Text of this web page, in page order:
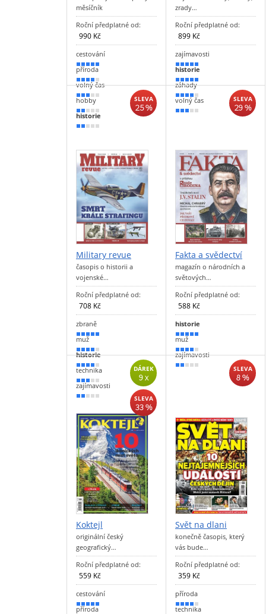
měsíčník
Roční předplatné od:
990 Kč
cestování
90 %
příroda
70 %
volný čas
50 %
hobby
40 %
historie
30 %
zrady…
Roční předplatné od:
899 Kč
zajímavosti
100 %
historie
90 %
záhady
80 %
volný čas
60 %
SLEVA
25 %
Military revue
časopis o historii a
vojenské…
Roční předplatné od:
708 Kč
zbraně
90 %
muž
80 %
historie
70 %
technika
50 %
zajímavosti
30 %
SLEVA
29 %
Fakta a svědectví
magazín o národních a
světových…
Roční předplatné od:
588 Kč
historie
90 %
muž
80 %
zajímavosti
40 %
DÁREK
9 x
SLEVA
33 %
Koktejl
originální český
geografický…
Roční předplatné od:
559 Kč
cestování
90 %
příroda
SLEVA
8 %
Svět na dlani
konečně časopis, který
vás bude…
Roční předplatné od:
359 Kč
příroda
70 %
technika